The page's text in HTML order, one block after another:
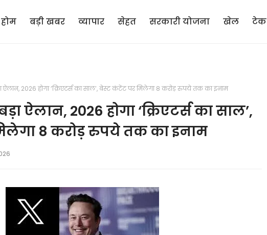
होम बड़ी खबर व्यापार सेहत सरकारी योजना खेल टेक
2026 होगा ‘क्रिएटर्स का साल’, बेस्ट कंटेंट पर मिलेगा 8 करोड़ रुपये तक का इनाम
ऐलान, 2026 होगा ‘क्रिएटर्स का साल’,
8 करोड़ रुपये तक का इनाम